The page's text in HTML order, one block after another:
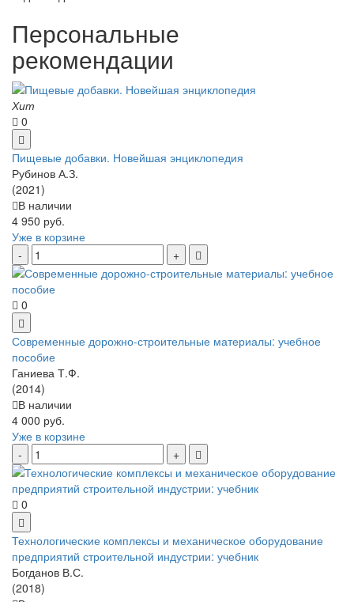
Персональные
рекомендации
Хит
0
Пищевые добавки. Новейшая энциклопедия
Рубинов А.З.
(2021)
В наличии
4 950 руб.
Уже в корзине
0
Современные дорожно-строительные материалы: учебное
пособие
Ганиева Т.Ф.
(2014)
В наличии
4 000 руб.
Уже в корзине
0
Технологические комплексы и механическое оборудование
предприятий строительной индустрии: учебник
Богданов В.С.
(2018)